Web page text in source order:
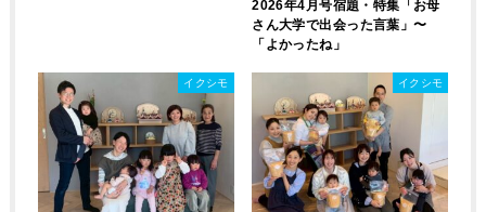
2026年4月号宿題・特集「お母
さん大学で出会った言葉」〜
「よかったね」
イクシモ イクシモ